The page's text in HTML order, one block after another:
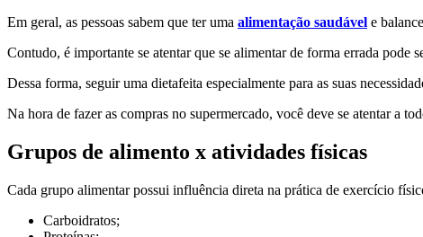
Em geral, as pessoas sabem que ter uma alimentação saudável e
Contudo, é importante se atentar que se alimentar de forma errada
Dessa forma, seguir uma dietafeita especialmente para as suas
Na hora de fazer as compras no supermercado, você deve se atentar a
Grupos de alimento x atividades físicas
Cada grupo alimentar possui influência direta na prática de exercício
Carboidratos;